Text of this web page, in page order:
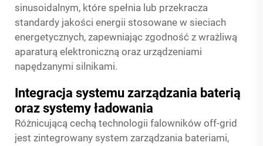
sinusoidalnym, które spełnia lub przekracza
standardy jakości energii stosowane w sieciach
energetycznych, zapewniając zgodność z wrażliwą
aparaturą elektroniczną oraz urządzeniami
napędzanymi silnikami.
Integracja systemu zarządzania baterią
oraz systemy ładowania
Różnicującą cechą technologii falowników off-grid
jest zintegrowany system zarządzania bateriami,